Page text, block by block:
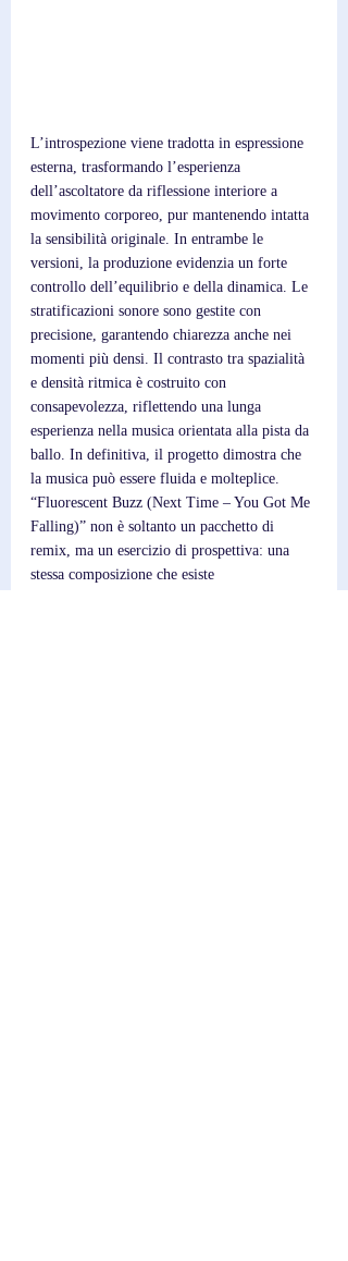
L’introspezione viene tradotta in espressione
esterna, trasformando l’esperienza
dell’ascoltatore da riflessione interiore a
movimento corporeo, pur mantenendo intatta
la sensibilità originale. In entrambe le
versioni, la produzione evidenzia un forte
controllo dell’equilibrio e della dinamica. Le
stratificazioni sonore sono gestite con
precisione, garantendo chiarezza anche nei
momenti più densi. Il contrasto tra spazialità
e densità ritmica è costruito con
consapevolezza, riflettendo una lunga
esperienza nella musica orientata alla pista da
ballo. In definitiva, il progetto dimostra che
la musica può essere fluida e molteplice.
“Fluorescent Buzz (Next Time – You Got Me
Falling)” non è soltanto un pacchetto di
remix, ma un esercizio di prospettiva: una
stessa composizione che esiste